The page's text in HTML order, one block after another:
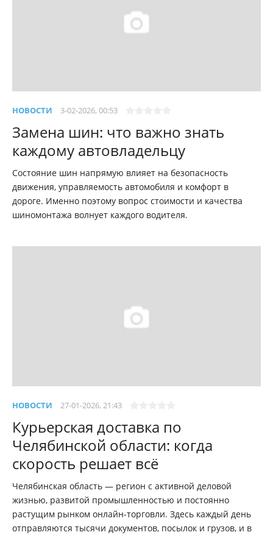
НОВОСТИ 3-02-2026, 00:53
Замена шин: что важно знать
каждому автовладельцу
Состояние шин напрямую влияет на безопасность
движения, управляемость автомобиля и комфорт в
дороге. Именно поэтому вопрос стоимости и качества
шиномонтажа волнует каждого водителя.
НОВОСТИ 27-01-2026, 21:43
Курьерская доставка по
Челябинской области: когда
скорость решает всё
Челябинская область — регион с активной деловой
жизнью, развитой промышленностью и постоянно
растущим рынком онлайн-торговли. Здесь каждый день
отправляются тысячи документов, посылок и грузов, и в